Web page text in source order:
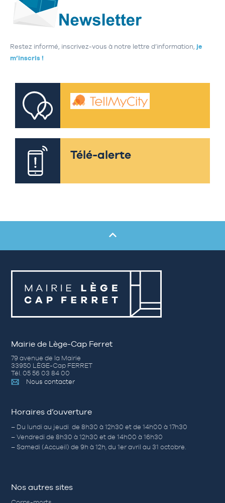
Restez informé, inscrivez-vous à notre lettre d’information, je
m’inscris !
Télé-alerte
Mairie de Lège-Cap Ferret
79 avenue de la Mairie
33950 LÈGE-Cap FERRET
Tél. 05 56 03 84 00
Nous contacter
Horaires d’ouverture
– Du lundi au jeudi de 8h30 à 12h30 et de 14h00 à 17h30
– Vendredi de 8h30 à 12h30 et de 14h00 à 16h30
– Samedi (Accueil) de 9h à 12h, du 1er avril au 31 octobre.
Nos autres sites